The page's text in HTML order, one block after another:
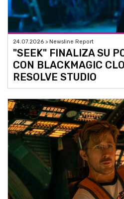
24.07.2026 > Newsline Report
"SEEK" FINALIZA SU
CON BLACKMAGIC
RESOLVE STUDIO